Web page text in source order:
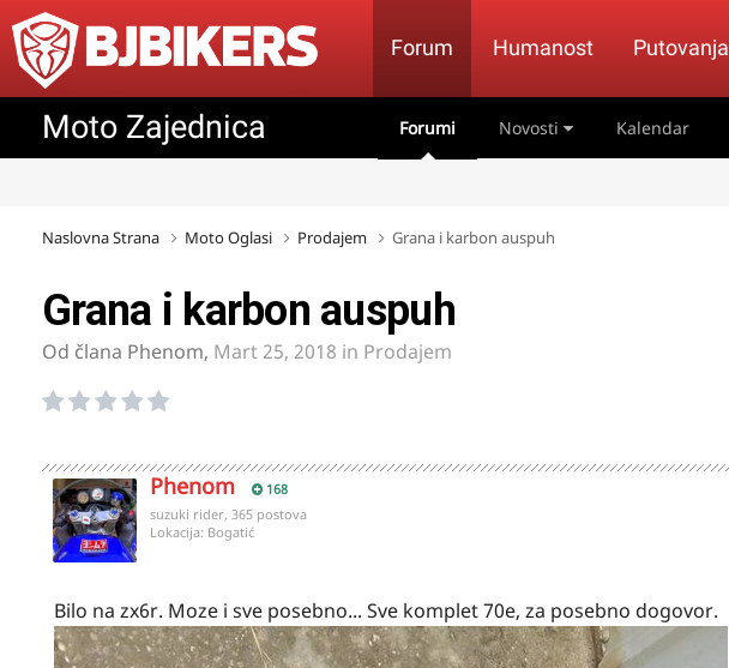
Forum Humanost Putovanja
Moto Zajednica Forumi Novosti Kalendar
Naslovna Strana Moto Oglasi Prodajem Grana i karbon auspuh
Grana i karbon auspuh
Od člana Phenom, Mart 25, 2018 in Prodajem
Phenom 168
suzuki rider, 365 postova
Lokacija: Bogatić
Bilo na zx6r. Moze i sve posebno... Sve komplet 70e, za posebno dogovor.